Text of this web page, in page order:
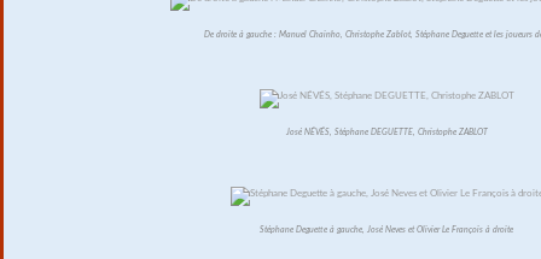
De droite à gauche : Manuel Chainho, Christophe Zablot, Stéphane Deguette et les joueurs
José NÉVÉS, Stéphane DEGUETTE, Christophe ZABLOT
Stéphane Deguette à gauche, José Neves et Olivier Le François à droite